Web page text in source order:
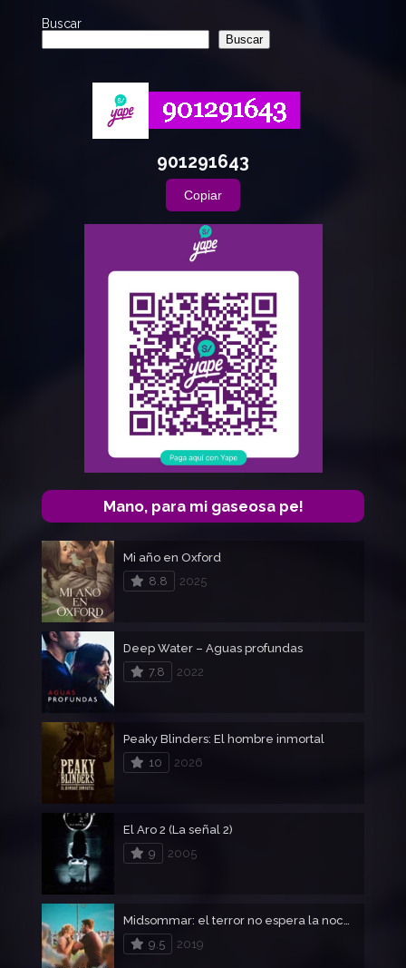
Buscar
Buscar
901291643
Copiar
Mano, para mi gaseosa pe!
Mi año en Oxford
8.8
2025
Deep Water – Aguas profundas
7.8
2022
Peaky Blinders: El hombre inmortal
10
2026
El Aro 2 (La señal 2)
9
2005
Midsommar: el terror no espera la noche
9.5
2019